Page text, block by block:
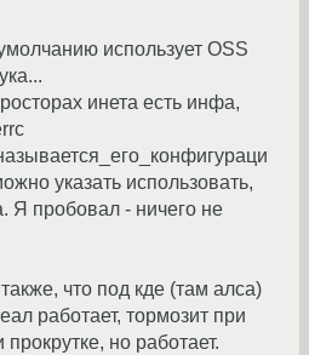
использует OSS
инета есть инфа,
указать использовать,
Я пробовал - ничего не
что под кде (там алса)
работает, тормозит при
но работает.